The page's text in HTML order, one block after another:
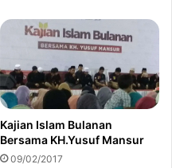
Kajian Islam Bulanan
Bersama KH.Yusuf Mansur
09/02/2017